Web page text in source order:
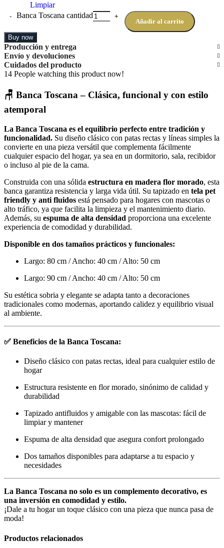
Limpiar
Banca Toscana cantidad
Añadir al carrito
Buy now
Producción y entrega
Envío y devoluciones
Cuidados del producto
14 People watching this product now!
🪑 Banca Toscana – Clásica, funcional y con estilo
atemporal
La Banca Toscana es el equilibrio perfecto entre tradición y
funcionalidad. Su diseño clásico con patas rectas y líneas simples la
convierte en una pieza versátil que complementa fácilmente
cualquier espacio del hogar, ya sea en un dormitorio, sala, recibidor
o incluso al pie de la cama.
Construida con una sólida estructura en madera flor morado, esta
banca garantiza resistencia y larga vida útil. Su tapizado en tela pet
friendly y anti fluidos está pensado para hogares con mascotas o
alto tráfico, ya que facilita la limpieza y el mantenimiento diario.
Además, su espuma de alta densidad proporciona una excelente
experiencia de comodidad y durabilidad.
Disponible en dos tamaños prácticos y funcionales:
Largo: 80 cm / Ancho: 40 cm / Alto: 50 cm
Largo: 90 cm / Ancho: 40 cm / Alto: 50 cm
Su estética sobria y elegante se adapta tanto a decoraciones
tradicionales como modernas, aportando calidez y equilibrio visual
al ambiente.
✅ Beneficios de la Banca Toscana:
Diseño clásico con patas rectas, ideal para cualquier estilo de
hogar
Estructura resistente en flor morado, sinónimo de calidad y
durabilidad
Tapizado antifluidos y amigable con las mascotas: fácil de
limpiar y mantener
Espuma de alta densidad que asegura confort prolongado
Dos tamaños disponibles para adaptarse a tu espacio y
necesidades
La Banca Toscana no solo es un complemento decorativo, es
una inversión en comodidad y estilo.
¡Dale a tu hogar un toque clásico con una pieza que nunca pasa de
moda!
Productos relacionados